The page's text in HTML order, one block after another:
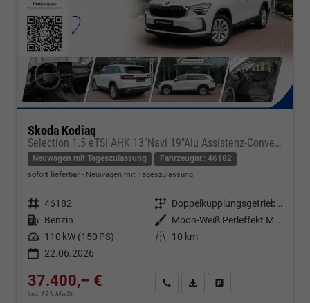
Skoda Kodiaq
Selection 1.5 eTSI AHK 13"Navi 19"Alu Assistenz-Convenience-WinterP
Neuwagen mit Tageszulassung Fahrzeugnr.: 46182
sofort lieferbar Neuwagen mit Tageszulassung
Fahrzeugnr. 46182 Getriebe
Doppelkupplungsgetriebe (DSG)
Kraftstoff Benzin Außenfarbe
Moon-Weiß Perleffekt Metallic
Leistung 110 kW (150 PS) Kilometerstand
10 km
22.06.2026
37.400,– €
incl. 19% MwSt.
Kontakt & Angebot anfordern
PDF-Datei, Fahrzeugexposé